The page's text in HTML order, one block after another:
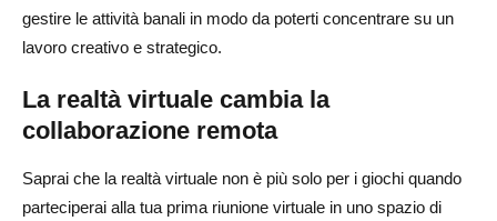
gestire le attività banali in modo da poterti concentrare su un
lavoro creativo e strategico.
La realtà virtuale cambia la
collaborazione remota
Saprai che la realtà virtuale non è più solo per i giochi quando
parteciperai alla tua prima riunione virtuale in uno spazio di